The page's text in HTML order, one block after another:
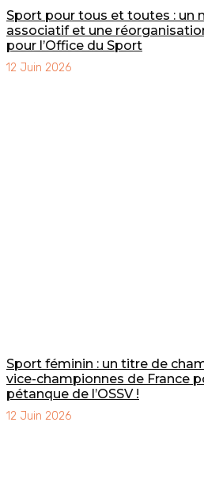
Sport pour tous et toutes : un
associatif et une
pour l’Office du Sport
12 Juin 2026
Sport féminin : un titre de
vice-championnes de France
pétanque de l’OSSV !
12 Juin 2026